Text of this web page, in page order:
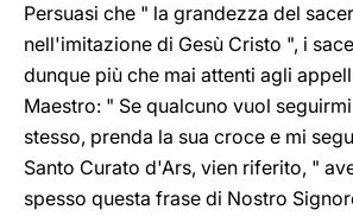
Persuasi che " la grandezza del
nell'imitazione di Gesù Cristo ", i
dunque più che mai attenti agli
Maestro: " Se qualcuno vuol
stesso, prenda la sua croce e mi
Santo Curato d'Ars, vien riferito, "
spesso questa frase di Nostro